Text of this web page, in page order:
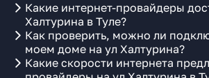
Какие интернет-провайдеры
Халтурина в Туле?
Как проверить, можно ли
моем доме на ул Халтурина?
Какие скорости интернета